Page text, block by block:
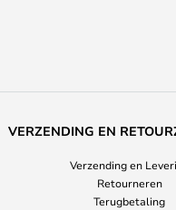
VERZENDING EN
Verzending en
Retourneren
Terugbetaling